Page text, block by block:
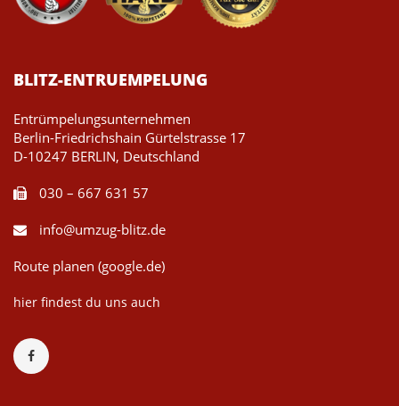
BLITZ-ENTRUEMPELUNG
Entrümpelungsunternehmen
Berlin-Friedrichshain Gürtelstrasse 17
D-10247 BERLIN, Deutschland
030 – 667 631 57
info@umzug-blitz.de
Route planen (google.de)
hier findest du uns auch